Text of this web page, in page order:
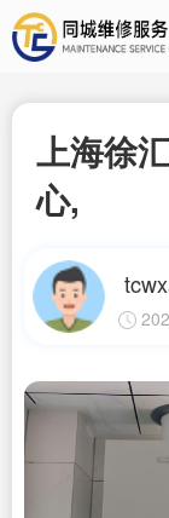
上海徐
心,